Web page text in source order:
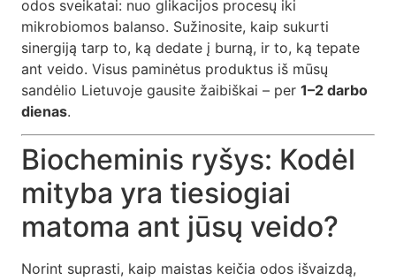
odos sveikatai: nuo glikacijos procesų iki
mikrobiomos balanso. Sužinosite, kaip sukurti
sinergiją tarp to, ką dedate į burną, ir to, ką tepate
ant veido. Visus paminėtus produktus iš mūsų
sandėlio Lietuvoje gausite žaibiškai – per 1–2 darbo
dienas.
Biocheminis ryšys: Kodėl
mityba yra tiesiogiai
matoma ant jūsų veido?
Norint suprasti, kaip maistas keičia odos išvaizdą,